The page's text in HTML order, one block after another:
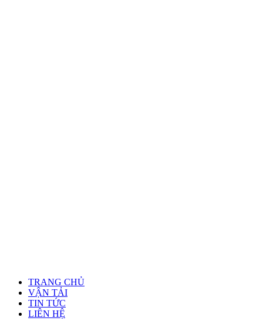
TRANG CHỦ
VẬN TẢI
TIN TỨC
LIÊN HỆ